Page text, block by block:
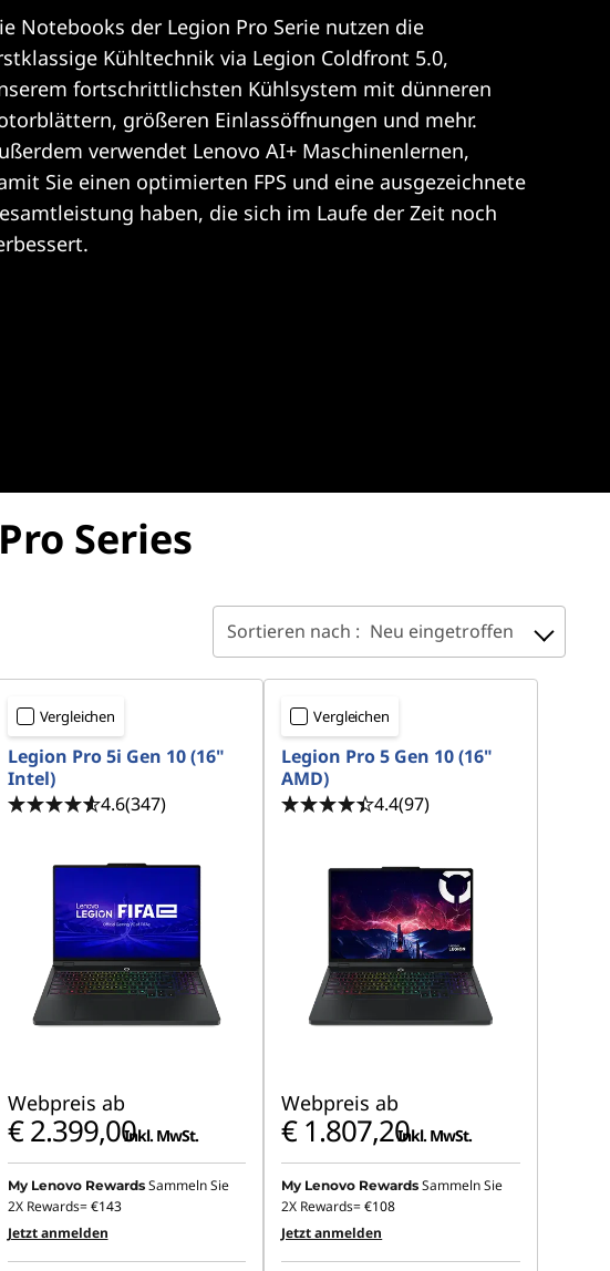
Notebooks der Legion Pro Serie nutzen die
Kühltechnik via Legion Coldfront 5.0,
fortschrittlichsten Kühlsystem mit dünneren
größeren Einlassöffnungen und mehr.
verwendet Lenovo AI+ Maschinenlernen,
Sie einen optimierten FPS und eine ausgezeichnete
haben, die sich im Laufe der Zeit noch
Series
Sortieren nach : Neu eingetroffen
Vergleichen
Legion Pro 5i Gen 10 (16"
Intel)
4.6(347)
Webpreis ab
€ 2.399,00Inkl. MwSt.
My Lenovo Rewards Sammeln Sie
2X Rewards=€143
Jetzt anmelden
Vergleichen
Legion Pro 5 Gen 10 (16"
AMD)
4.4(97)
Webpreis ab
€ 1.807,20Inkl. MwSt.
My Lenovo Rewards Sammeln Sie
2X Rewards=€108
Jetzt anmelden